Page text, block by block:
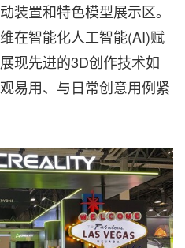
装置和特色模型展示区。
在智能化人工智能(AI)赋
现先进的3D创作技术如
易用、与日常创意用例紧